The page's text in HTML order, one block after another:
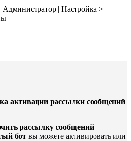
| Настройка >
активации рассылки сообщений
рассылку сообщений
бот вы можете активировать или